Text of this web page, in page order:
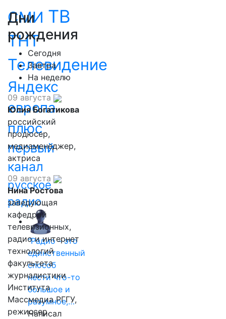
СМИ ТВ
ТНТ
Телевидение
Яндекс
европа
плюс
первый
канал
русское
радио
"Радио - это
единственный
способ
нести что-то
большое и
разумное,…
Написал
Дни
рождения
Сегодня
Завтра
На неделю
09 августа
Юлия Богатикова
российский
продюсер,
медиаменеджер,
актриса
09 августа
Нина Ростова
заведующая
кафедрой
телевизионных,
радио и интернет
технологий
факультета
журналистики
Института
Массмедиа РГГУ,
режиссер.